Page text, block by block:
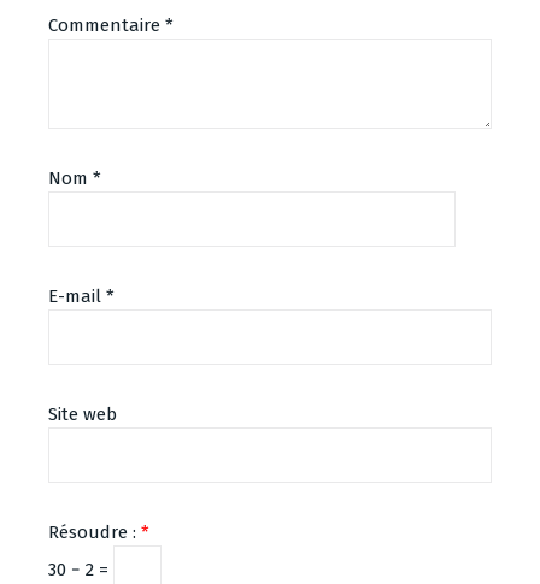
Commentaire *
Nom *
E-mail *
Site web
Résoudre : *
30 − 2 =